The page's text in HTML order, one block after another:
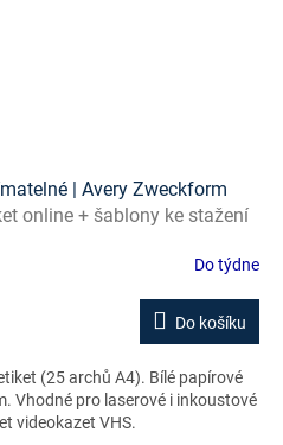
| Avery Zweckform
online + šablony ke stažení
Do týdne
Do košíku
(25 archů A4). Bílé papírové
Vhodné pro laserové i inkoustové
videokazet VHS.